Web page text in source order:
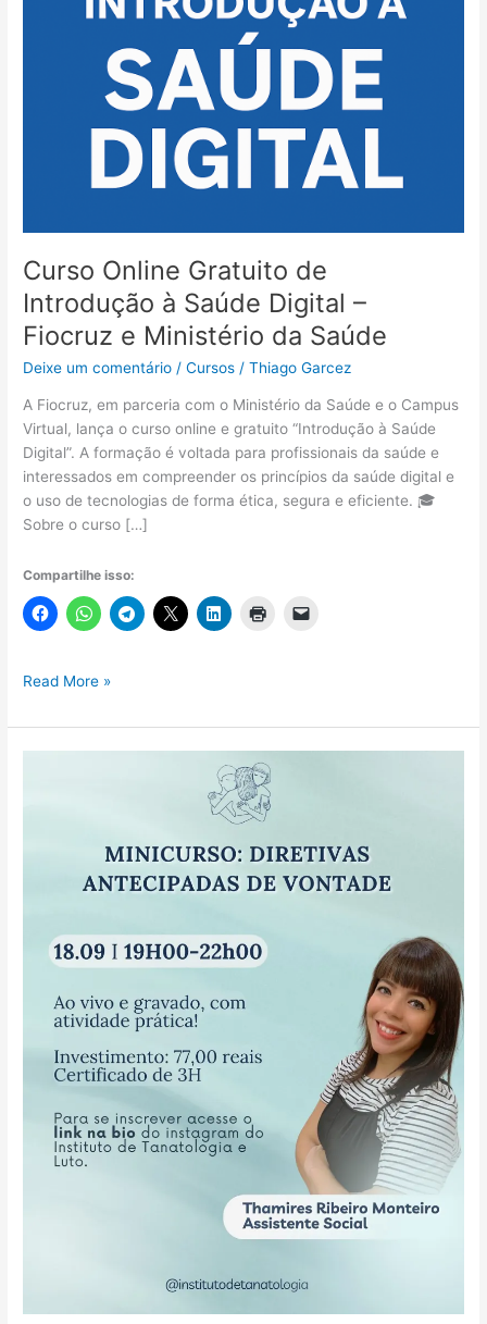
Curso Online Gratuito de
Introdução à Saúde Digital –
Fiocruz e Ministério da Saúde
Deixe um comentário /Cursos /Thiago Garcez
A Fiocruz, em parceria com o Ministério da Saúde e o Campus
Virtual, lança o curso online e gratuito “Introdução à Saúde
Digital”. A formação é voltada para profissionais da saúde e
interessados em compreender os princípios da saúde digital e
o uso de tecnologias de forma ética, segura e eficiente. 🎓
Sobre o curso […]
Compartilhe isso:
Curso
Gratuito
de
Ministério
Read More »